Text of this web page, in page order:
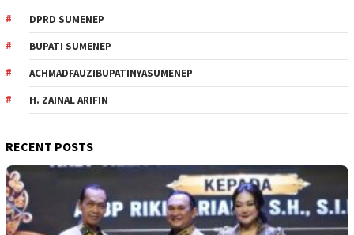
DPRD SUMENEP
BUPATI SUMENEP
ACHMADFAUZIBUPATINYASUMENEP
H. ZAINAL ARIFIN
RECENT POSTS